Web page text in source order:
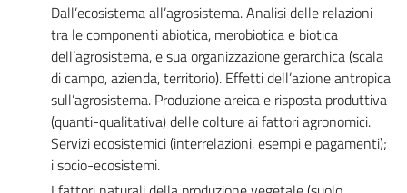
Dall’ecosistema all’agrosistema. Analisi delle relazioni
tra le componenti abiotica, merobiotica e biotica
dell’agrosistema, e sua organizzazione gerarchica (scala
di campo, azienda, territorio). Effetti dell’azione antropica
sull’agrosistema. Produzione areica e risposta produttiva
(quanti-qualitativa) delle colture ai fattori agronomici.
Servizi ecosistemici (interrelazioni, esempi e pagamenti);
i socio-ecosistemi.